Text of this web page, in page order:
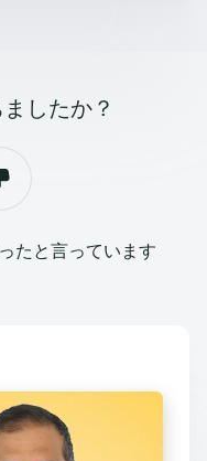
したか？
たと言っています